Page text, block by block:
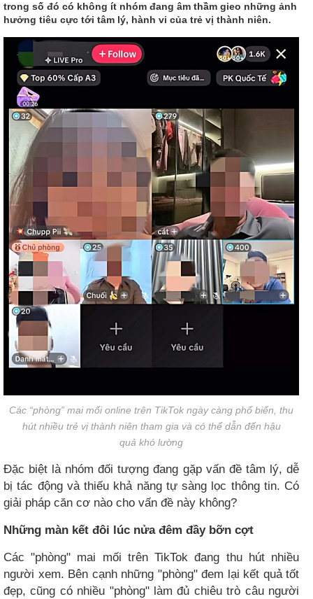
trong số đó có không ít nhóm đang âm thầm gieo những ảnh
hưởng tiêu cực tới tâm lý, hành vi của trẻ vị thành niên.
Các “phòng” mai mối online trên TikTok ngày càng phổ biến, thu
hút nhiều trẻ vị thành niên tham gia và có thể dẫn đến hậu
quả khó lường
Đặc biệt là nhóm đối tượng đang gặp vấn đề tâm lý, dễ
bị tác động và thiếu khả năng tự sàng lọc thông tin. Có
giải pháp căn cơ nào cho vấn đề này không?
Những màn kết đôi lúc nửa đêm đầy bỡn cợt
Các "phòng" mai mối trên TikTok đang thu hút nhiều
người xem. Bên cạnh những "phòng" đem lại kết quả tốt
đẹp, cũng có nhiều "phòng" làm đủ chiêu trò câu người